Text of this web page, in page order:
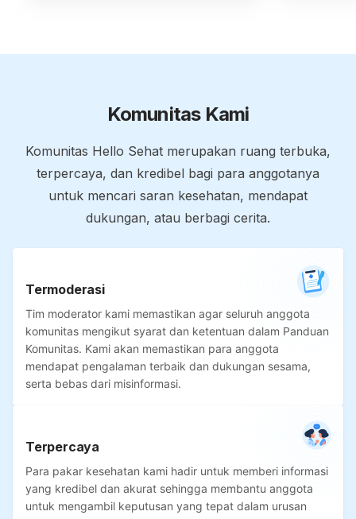
Komunitas Kami
Komunitas Hello Sehat merupakan ruang terbuka,
terpercaya, dan kredibel bagi para anggotanya
untuk mencari saran kesehatan, mendapat
dukungan, atau berbagi cerita.
Termoderasi
Tim moderator kami memastikan agar seluruh anggota
komunitas mengikut syarat dan ketentuan dalam Panduan
Komunitas. Kami akan memastikan para anggota
mendapat pengalaman terbaik dan dukungan sesama,
serta bebas dari misinformasi.
Terpercaya
Para pakar kesehatan kami hadir untuk memberi informasi
yang kredibel dan akurat sehingga membantu anggota
untuk mengambil keputusan yang tepat dalam urusan